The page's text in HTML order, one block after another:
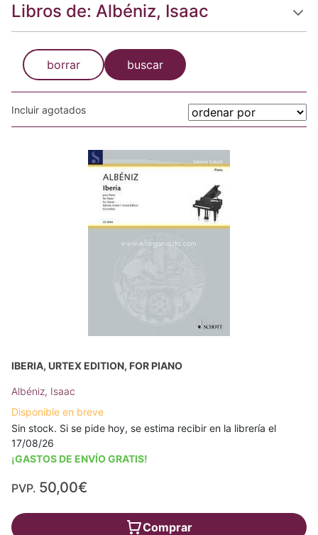
Libros de: Albéniz, Isaac
borrar buscar
Incluir agotados
IBERIA, URTEX EDITION, FOR PIANO
Albéniz, Isaac
Disponible en breve
Sin stock. Si se pide hoy, se estima recibir en la librería el
17/08/26
¡GASTOS DE ENVÍO GRATIS!
PVP. 50,00€
Comprar